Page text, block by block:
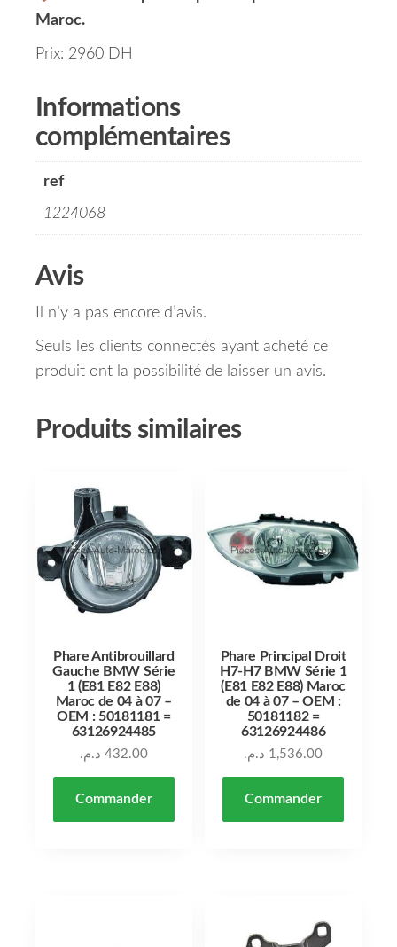
Maroc.
Prix: 2960 DH
Informations
complémentaires
ref
1224068
Avis
Il n’y a pas encore d’avis.
Seuls les clients connectés ayant acheté ce
produit ont la possibilité de laisser un avis.
Produits similaires
Phare Antibrouillard
Gauche BMW Série
1 (E81 E82 E88)
Maroc de 04 à 07 –
OEM : 50181181 =
63126924485
432.00 د.م.
Commander
Phare Principal Droit
H7-H7 BMW Série 1
(E81 E82 E88) Maroc
de 04 à 07 – OEM :
50181182 =
63126924486
1,536.00 د.م.
Commander